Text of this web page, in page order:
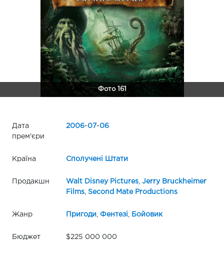
Фото 161
Дата
прем'єри
2006-07-06
Країна Сполучені Штати
Продакшн Walt Disney Pictures, Jerry Bruckheimer
Films, Second Mate Productions
Жанр Пригоди Фентезі Бойовик
Бюджет $225 000 000